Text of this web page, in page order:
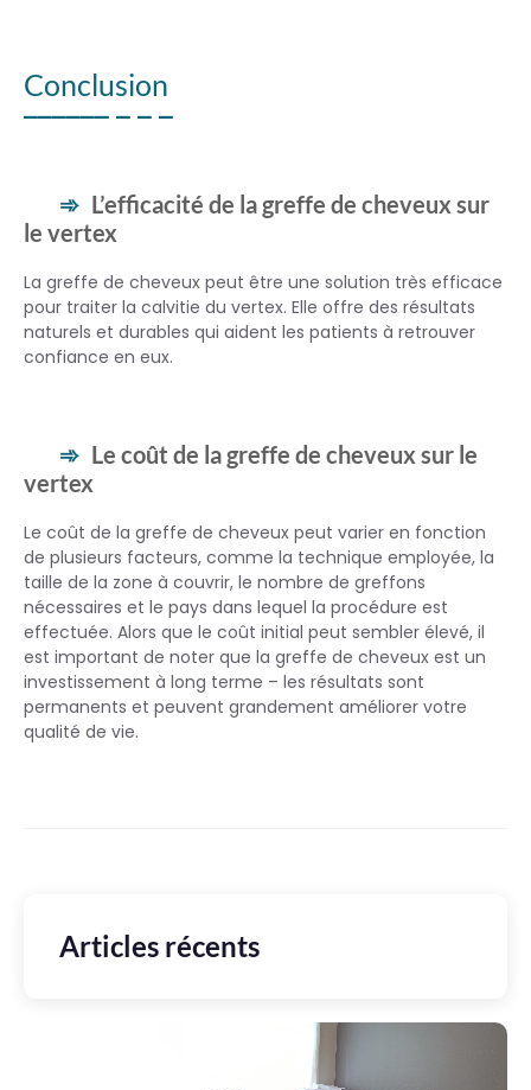
Conclusion
L’efficacité de la greffe de cheveux sur
le vertex
La greffe de cheveux peut être une solution très efficace
pour traiter la calvitie du vertex. Elle offre des résultats
naturels et durables qui aident les patients à retrouver
confiance en eux.
Le coût de la greffe de cheveux sur le
vertex
Le coût de la greffe de cheveux peut varier en fonction
de plusieurs facteurs, comme la technique employée, la
taille de la zone à couvrir, le nombre de greffons
nécessaires et le pays dans lequel la procédure est
effectuée. Alors que le coût initial peut sembler élevé, il
est important de noter que la greffe de cheveux est un
investissement à long terme – les résultats sont
permanents et peuvent grandement améliorer votre
qualité de vie.
Articles récents